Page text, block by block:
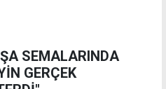
SEMALARINDA
GERÇEK